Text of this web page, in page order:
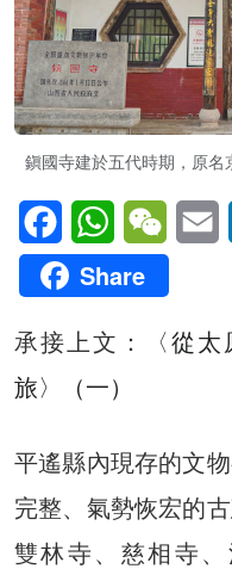
鎭國寺建於五代時期，原名
FacebookWhatsAppWeChat
Share
承接上文：〈從太
旅〉（一）
平遙縣內現存的文
完整、氣勢恢宏的
雙林寺、慈相寺